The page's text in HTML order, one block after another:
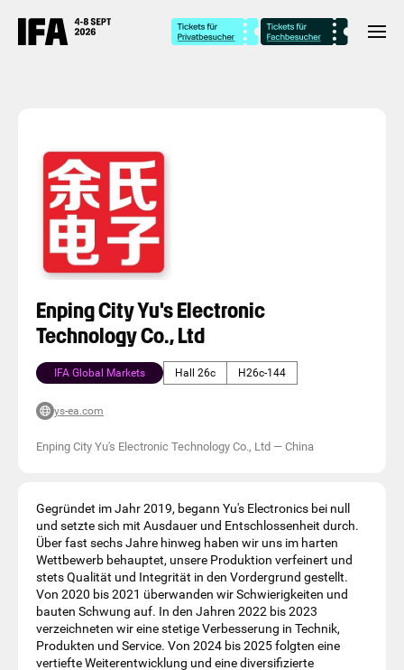
Enping City Yu's Electronic
Technology Co., Ltd
IFA Global Markets Hall 26c H26c-144
ys-ea.com
Enping City Yu's Electronic Technology Co., Ltd — China
Gegründet im Jahr 2019, begann Yu's Electronics bei null
und setzte sich mit Ausdauer und Entschlossenheit durch.
Über fast sechs Jahre hinweg haben wir uns im harten
Wettbewerb behauptet, unsere Produktion verfeinert und
stets Qualität und Integrität in den Vordergrund gestellt.
Von 2020 bis 2021 überwanden wir Schwierigkeiten und
bauten Schwung auf. In den Jahren 2022 bis 2023
verzeichneten wir eine stetige Verbesserung in Technik,
Produkten und Service. Von 2024 bis 2025 folgten eine
vertiefte Weiterentwicklung und eine diversifizierte